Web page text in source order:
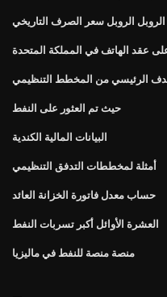
الروبل الروبل سعر الصرف التاريخي
عقد الهاتف في المملكة المتحدة
الرئيسي من المخطط التنظيمي
حيث تم العثور على النفط
البيانات المالية الكندية
أمثلة لمخططات التدفق التنظيمي
حساب معدل فاتورة الخزانة العائد
العشرة الأوائل أكبر تسربات النفط
منصة منصة للنفط في ماليزيا